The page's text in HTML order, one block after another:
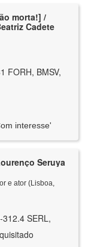
morta!] /
Cadete
FORH, BMSV,
interesse'
Seruya
e ator (Lisboa,
SERL,